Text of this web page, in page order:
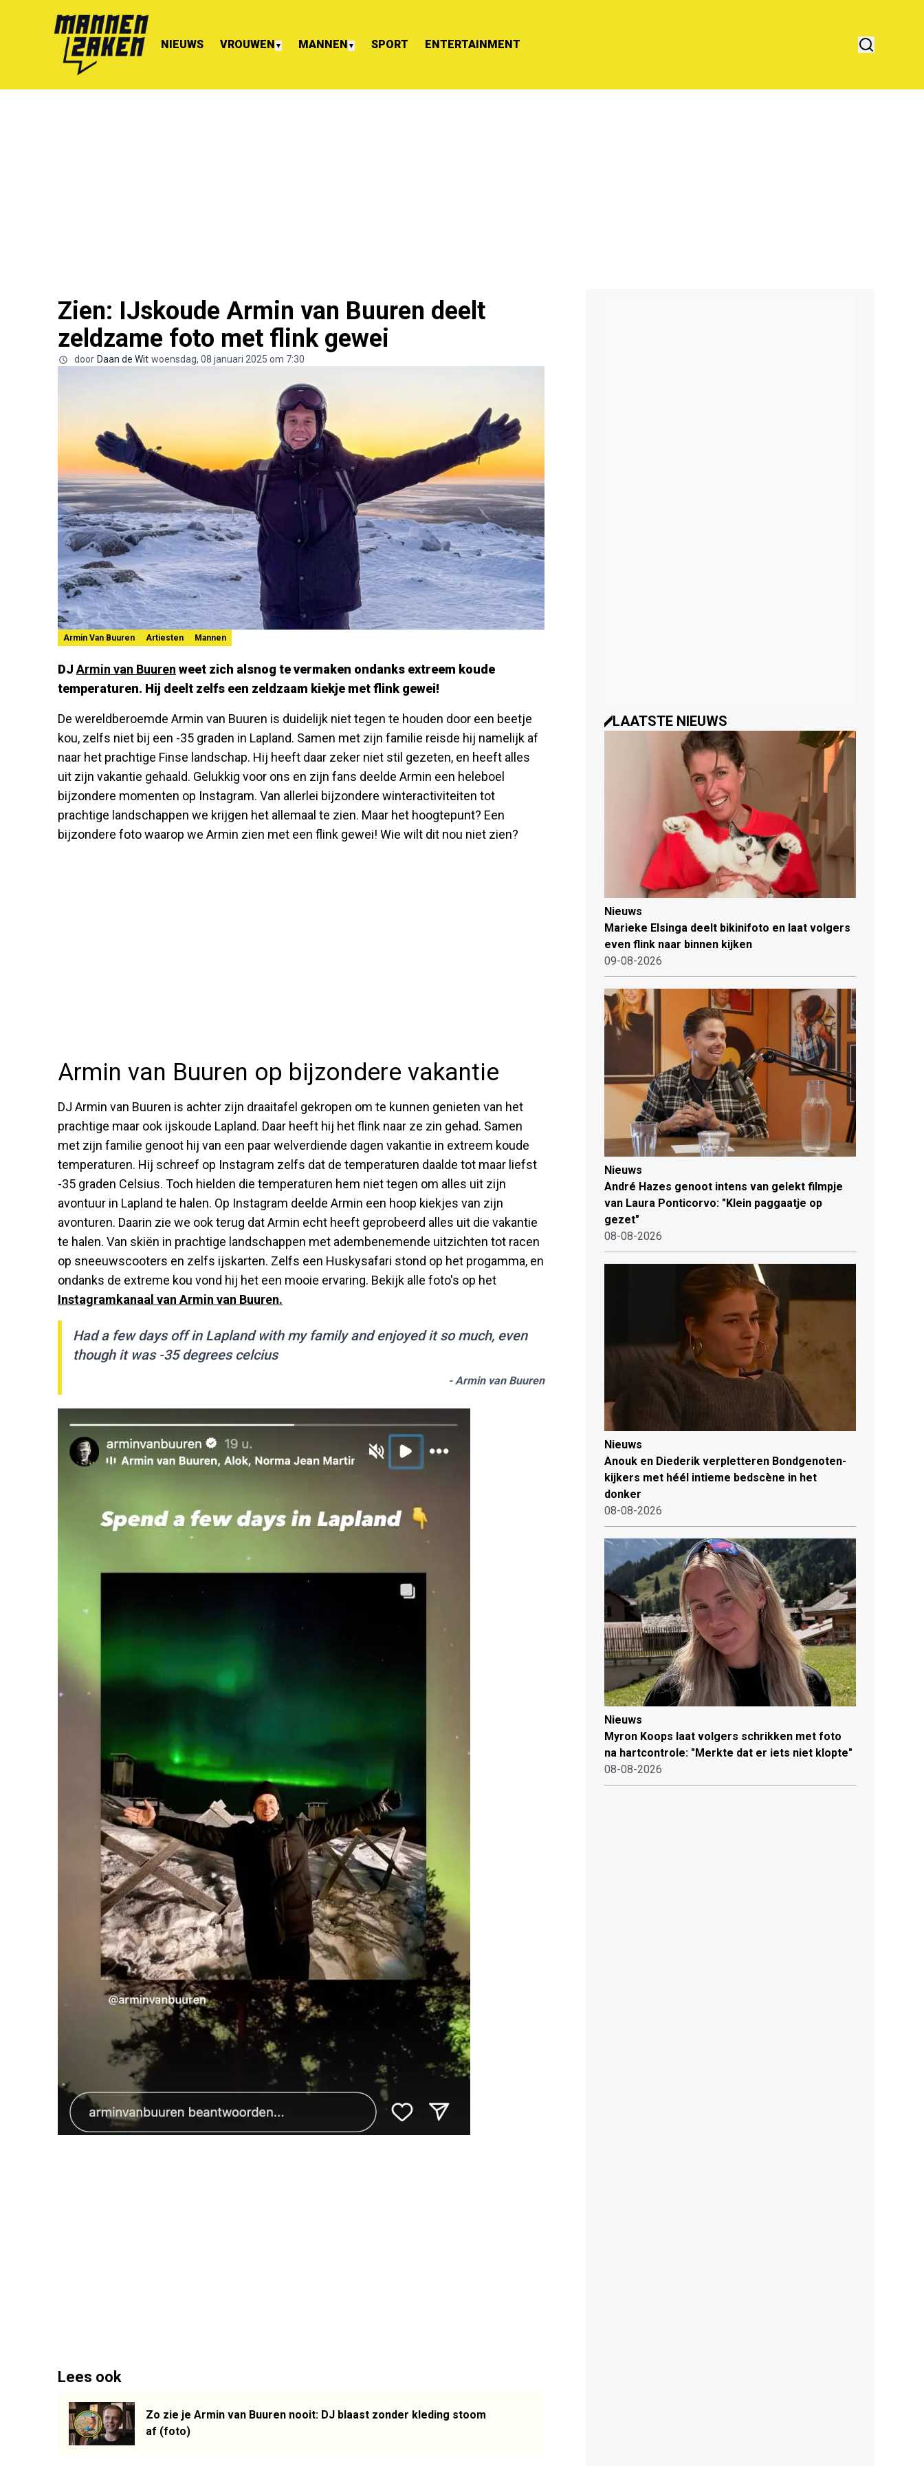
NIEUWS VROUWEN ▼ MANNEN ▼ SPORT ENTERTAINMENT
Zien: IJskoude Armin van Buuren deelt
zeldzame foto met flink gewei
door Daan de Wit woensdag, 08 januari 2025 om 7:30
Armin Van Buuren Artiesten Mannen
DJ Armin van Buuren weet zich alsnog te vermaken ondanks extreem koude
temperaturen. Hij deelt zelfs een zeldzaam kiekje met flink gewei!
De wereldberoemde Armin van Buuren is duidelijk niet tegen te houden door een beetje
kou, zelfs niet bij een -35 graden in Lapland. Samen met zijn familie reisde hij namelijk af
naar het prachtige Finse landschap. Hij heeft daar zeker niet stil gezeten, en heeft alles
uit zijn vakantie gehaald. Gelukkig voor ons en zijn fans deelde Armin een heleboel
bijzondere momenten op Instagram. Van allerlei bijzondere winteractiviteiten tot
prachtige landschappen we krijgen het allemaal te zien. Maar het hoogtepunt? Een
bijzondere foto waarop we Armin zien met een flink gewei! Wie wilt dit nou niet zien?
Armin van Buuren op bijzondere vakantie
DJ Armin van Buuren is achter zijn draaitafel gekropen om te kunnen genieten van het
prachtige maar ook ijskoude Lapland. Daar heeft hij het flink naar ze zin gehad. Samen
met zijn familie genoot hij van een paar welverdiende dagen vakantie in extreem koude
temperaturen. Hij schreef op Instagram zelfs dat de temperaturen daalde tot maar liefst
-35 graden Celsius. Toch hielden die temperaturen hem niet tegen om alles uit zijn
avontuur in Lapland te halen. Op Instagram deelde Armin een hoop kiekjes van zijn
avonturen. Daarin zie we ook terug dat Armin echt heeft geprobeerd alles uit die vakantie
te halen. Van skiën in prachtige landschappen met adembenemende uitzichten tot racen
op sneeuwscooters en zelfs ijskarten. Zelfs een Huskysafari stond op het progamma, en
ondanks de extreme kou vond hij het een mooie ervaring. Bekijk alle foto's op het
Instagramkanaal van Armin van Buuren.
Had a few days off in Lapland with my family and enjoyed it so much, even
though it was -35 degrees celcius
- Armin van Buuren
Lees ook
Zo zie je Armin van Buuren nooit: DJ blaast zonder kleding stoom
af (foto)
LAATSTE NIEUWS
Nieuws
Marieke Elsinga deelt bikinifoto en laat volgers
even flink naar binnen kijken
09-08-2026
Nieuws
André Hazes genoot intens van gelekt filmpje
van Laura Ponticorvo: "Klein paggaatje op
gezet"
08-08-2026
Nieuws
Anouk en Diederik verpletteren Bondgenoten-
kijkers met héél intieme bedscène in het
donker
08-08-2026
Nieuws
Myron Koops laat volgers schrikken met foto
na hartcontrole: "Merkte dat er iets niet klopte"
08-08-2026